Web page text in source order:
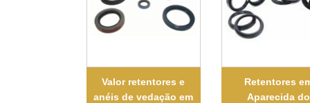
Valor retentores e
anéis de vedação em
Retentores
Aparecida do